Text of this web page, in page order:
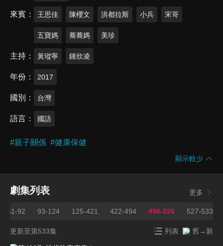
來賓 王思佳 陳櫻文 洪都拉斯 小兵 宋哥
五寶媽 蕎蕎媽 美珍
主持 黃瑽寧 鍾欣凌
年份 2017
國別 台灣
語言 國語
#親子關係 #健康保健
顯示較少
劇集列表 更多
61-92 93-124 125-421 422-494 496-526 527-533
更新至第533集 列表 舊→新